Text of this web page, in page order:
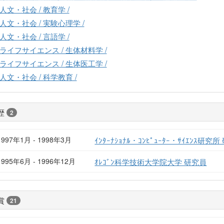
文・社会 / 教育学 /
文・社会 / 実験心理学 /
文・社会 / 言語学 /
イフサイエンス / 生体材料学 /
イフサイエンス / 生体医工学 /
文・社会 / 科学教育 /
2
年1月 - 1998年3月 ｲﾝﾀｰﾅｼｮﾅﾙ・ｺﾝﾋﾟｭｰﾀｰ・ｻｲｴﾝｽ研究所
年6月 - 1996年12月 ｵﾚｺﾞﾝ科学技術大学院大学 研究員
21